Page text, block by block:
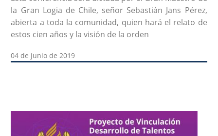
la Gran Logia de Chile, señor Sebastián Jans Pérez,
abierta a toda la comunidad, quien hará el relato de
estos cien años y la visión de la orden
04 de junio de 2019